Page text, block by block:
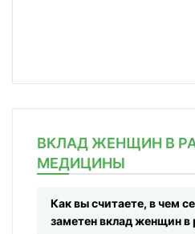
ВКЛАД ЖЕНЩИН В
МЕДИЦИНЫ
Как вы считаете, в чем
заметен вклад женщин